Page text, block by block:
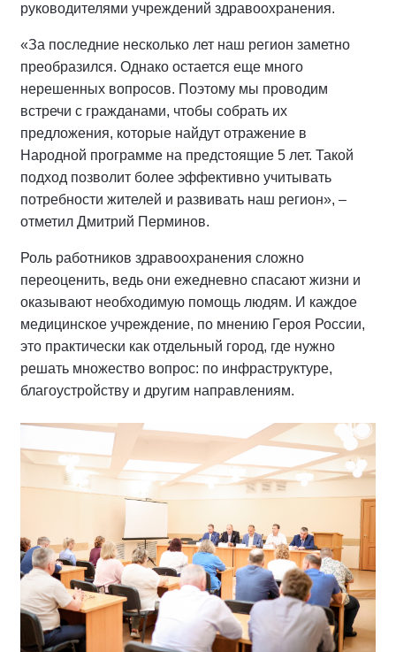
руководителями учреждений здравоохранения.
«За последние несколько лет наш регион заметно
преобразился. Однако остается еще много
нерешенных вопросов. Поэтому мы проводим
встречи с гражданами, чтобы собрать их
предложения, которые найдут отражение в
Народной программе на предстоящие 5 лет. Такой
подход позволит более эффективно учитывать
потребности жителей и развивать наш регион», –
отметил Дмитрий Перминов.
Роль работников здравоохранения сложно
переоценить, ведь они ежедневно спасают жизни и
оказывают необходимую помощь людям. И каждое
медицинское учреждение, по мнению Героя России,
это практически как отдельный город, где нужно
решать множество вопрос: по инфраструктуре,
благоустройству и другим направлениям.